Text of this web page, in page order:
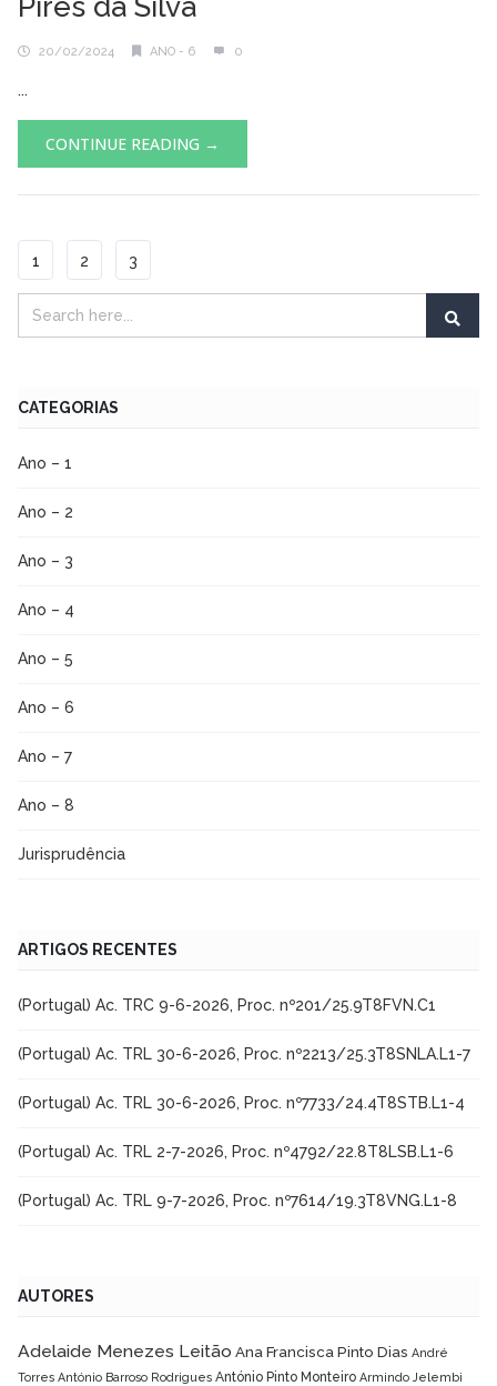
20/02/2024 ANO - 6 0
...
CONTINUE READING →
1 2 3
CATEGORIAS
Ano – 1
Ano – 2
Ano – 3
Ano – 4
Ano – 5
Ano – 6
Ano – 7
Ano – 8
Jurisprudência
ARTIGOS RECENTES
(Portugal) Ac. TRC 9-6-2026, Proc. nº201/25.9T8FVN.C1
(Portugal) Ac. TRL 30-6-2026, Proc. nº2213/25.3T8SNLA.L1-7
(Portugal) Ac. TRL 30-6-2026, Proc. nº7733/24.4T8STB.L1-4
(Portugal) Ac. TRL 2-7-2026, Proc. nº4792/22.8T8LSB.L1-6
(Portugal) Ac. TRL 9-7-2026, Proc. nº7614/19.3T8VNG.L1-8
AUTORES
Adelaide Menezes Leitão Ana Francisca Pinto Dias André
Torres António Barroso Rodrigues António Pinto Monteiro Armindo Jelembi